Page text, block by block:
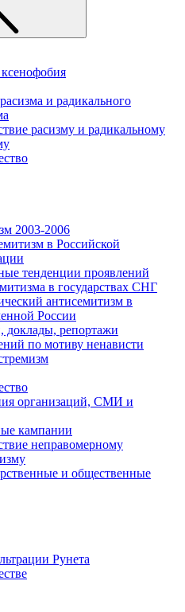
и радикального
расизму и радикальному
2003-2006
в Российской
тенденции проявлений
в государствах СНГ
антисемитизм в
России
доклады, репортажи
по мотиву ненависти
организаций, СМИ и
кампании
неправомерному
и общественные
Рунета